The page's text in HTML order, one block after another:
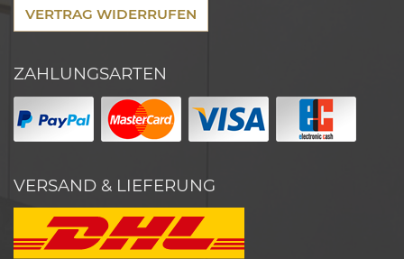
VERTRAG WIDERRUFEN
ZAHLUNGSARTEN
VERSAND & LIEFERUNG